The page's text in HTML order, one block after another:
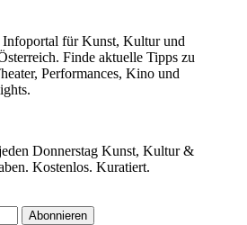
Infoportal für Kunst, Kultur und
Finde aktuelle Tipps zu
Performances, Kino und
Donnerstag Kunst, Kultur &
Kostenlos. Kuratiert.
Abonnieren